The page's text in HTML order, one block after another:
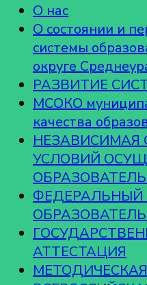
О нас
О состоянии и
системы
округе
РАЗВИТИЕ
МСОКО
качества
НЕЗАВИСИМАЯ
УСЛОВИЙ
ФЕДЕРАЛЬНЫЙ
АТТЕСТАЦИЯ